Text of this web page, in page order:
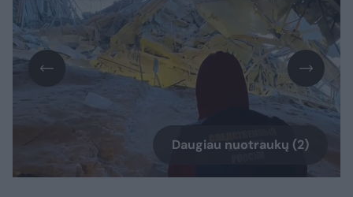
Daugiau nuotraukų (2)